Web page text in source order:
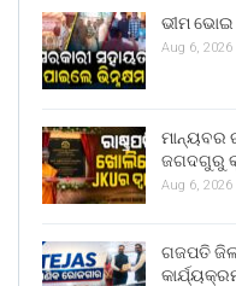
ଭୀମ
Aug 6, 2026
ମାନ୍ୟବର
ଜଗଦଗୁରୁ
Aug 6, 2026
ଗଜପତି